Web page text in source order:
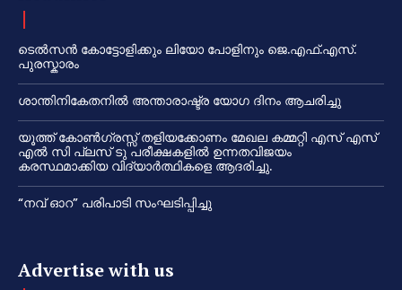
ടെൽസൻ കോട്ടോളിക്കും ലിയോ പോളിനും ജെ.എഫ്.എസ്.
പുരസ്കാരം
ശാന്തിനികേതനിൽ അന്താരാഷ്ട്ര യോഗ ദിനം ആചരിച്ചു
യൂത്ത് കോൺഗ്രസ്സ് തളിയക്കോണം മേഖല കമ്മറ്റി എസ് എസ്
എൽ സി പ്ലസ് ടു പരീക്ഷകളിൽ ഉന്നതവിജയം
കരസ്ഥമാക്കിയ വിദ്യാർത്ഥികളെ ആദരിച്ചു.
“നവ് ഓറ” പരിപാടി സംഘടിപ്പിച്ചു
Advertise with us